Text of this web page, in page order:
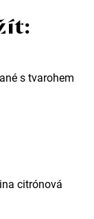
s tvarohem
citrónová